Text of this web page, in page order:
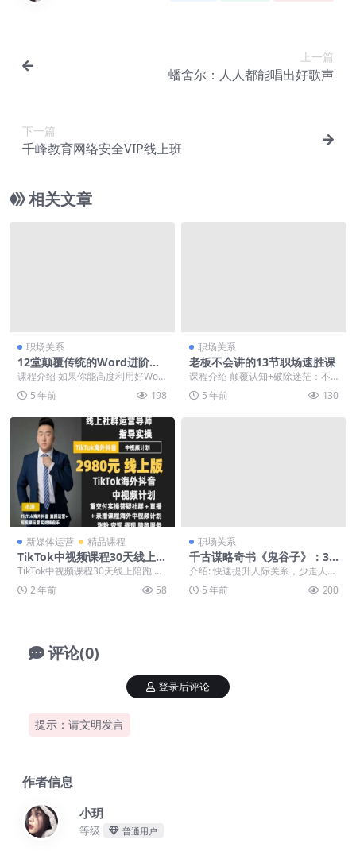
上一篇
蟠舍尔：人人都能唱出好歌声
下一篇
千峰教育网络安全VIP线上班
相关文章
职场关系
12堂颠覆传统的Word进阶必
修课
课程介绍 如果你能高度利用好Wor
d的各项功能，它能带给你至少3个
方面的好处。学...
5 年前 198
职场关系
老板不会讲的13节职场速胜课
课程介绍 颠覆认知+破除迷茫：不
灌鸡汤，拒绝假大空，只用真人案
例和实战经验，帮助...
5 年前 130
新媒体运营 精品课程
TikTok中视频课程30天线上陪
跑
TikTok中视频课程30天线上陪跑 ├
──TikTok爆款案例分析 .mp4 ...
2 年前 58
职场关系
千古谋略奇书《鬼谷子》：30
招处世绝学
介绍: 快速提升人际关系，少走人生
弯路。不管遇到什么问题，迷茫、
无助、失控等，都...
5 年前 200
评论(0)
提示：请文明发言
登录后评论
作者信息
小玥
等级 普通用户